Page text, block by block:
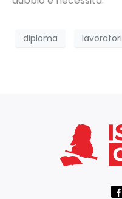
diploma lavoratori